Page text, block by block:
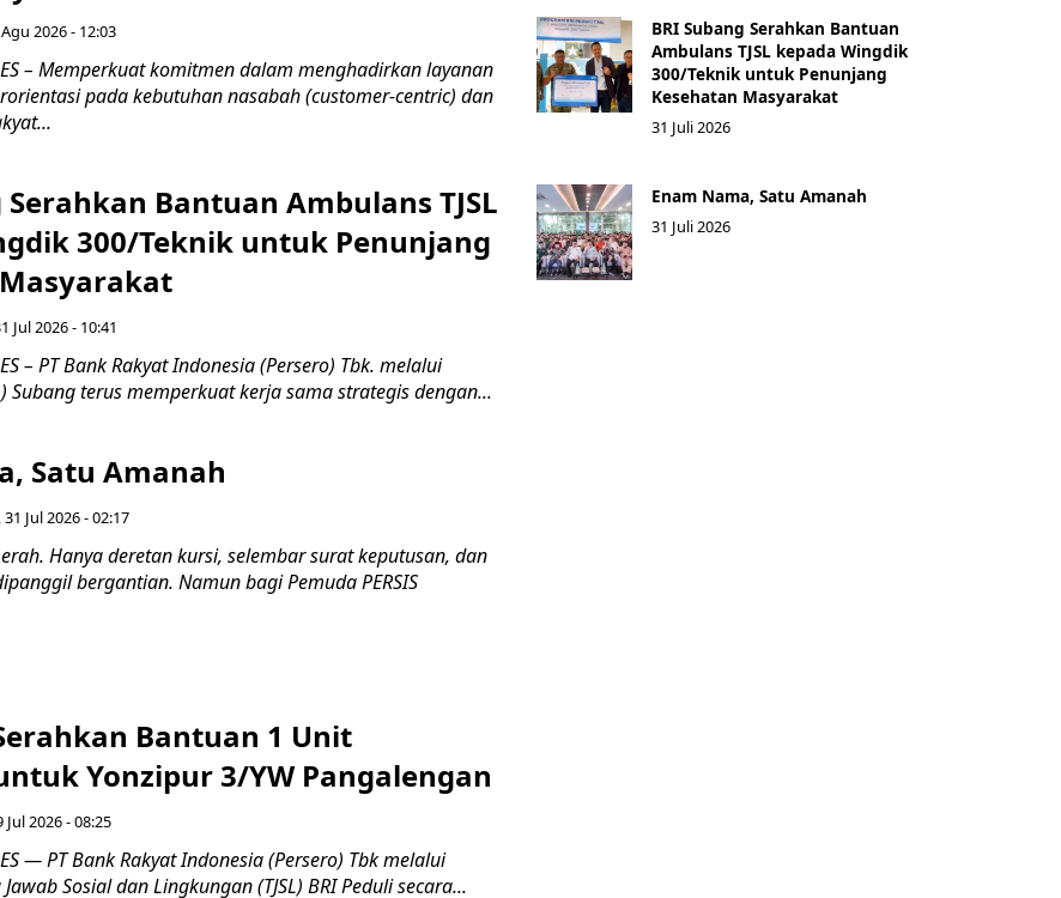
2026 - 12:03
– Memperkuat komitmen dalam menghadirkan layanan
pada kebutuhan nasabah (customer-centric) dan
Serahkan Bantuan Ambulans TJSL
300/Teknik untuk Penunjang
Jul 2026 - 10:41
– PT Bank Rakyat Indonesia (Persero) Tbk. melalui
Subang terus memperkuat kerja sama strategis dengan...
Satu Amanah
Jul 2026 - 02:17
Hanya deretan kursi, selembar surat keputusan, dan
bergantian. Namun bagi Pemuda PERSIS
Bantuan 1 Unit
Yonzipur 3/YW Pangalengan
Jul 2026 - 08:25
— PT Bank Rakyat Indonesia (Persero) Tbk melalui
Sosial dan Lingkungan (TJSL) BRI Peduli secara...
BRI Subang Serahkan Bantuan
Ambulans TJSL kepada Wingdik
300/Teknik untuk Penunjang
Kesehatan Masyarakat ​
31 Juli 2026
Enam Nama, Satu Amanah
31 Juli 2026